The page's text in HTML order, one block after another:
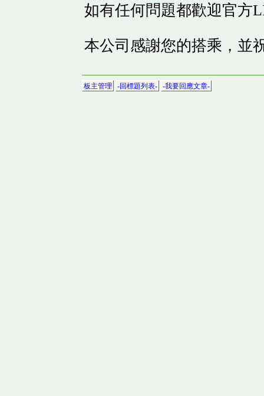
如有任何問題都歡迎官方
本公司感謝您的搭乘，並
板主管理 -回標題列表- -我要回應文章-